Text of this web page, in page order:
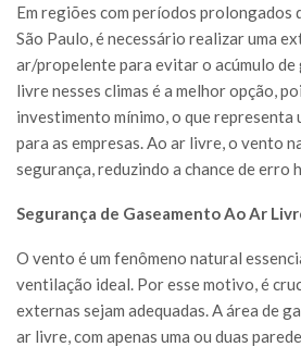
Em regiões com períodos prolongados
São Paulo, é necessário realizar uma
ar/propelente para evitar o acúmulo de
livre nesses climas é a melhor opção,
investimento mínimo, o que
para as empresas. Ao ar livre, o vento
segurança, reduzindo a chance de erro
Segurança de Gaseamento Ao Ar
O vento é um fenômeno natural
ventilação ideal. Por esse motivo, é
externas sejam adequadas. A área de
ar livre, com apenas uma ou duas